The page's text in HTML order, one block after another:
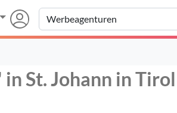
St. Johann in Tirol